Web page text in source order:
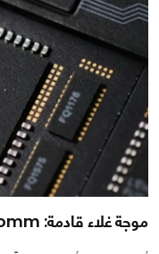
موجة غلاء قادمة: Qualcomm ترفع أسعارها قريبًا